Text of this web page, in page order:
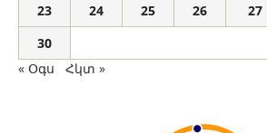
23
24 25 26 27
30
« Օգս
Հկտ »